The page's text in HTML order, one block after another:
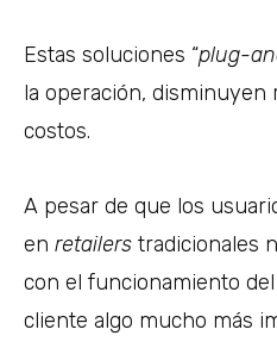
Estas soluciones “plug-
la operación, disminuyen
costos.
A pesar de que los
en retailers tradicionales
con el funcionamiento
cliente algo mucho más